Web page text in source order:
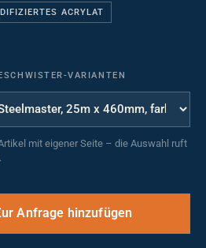
ACRYLAT
VARIANTEN
mit eigener Seite – die Auswahl ruft